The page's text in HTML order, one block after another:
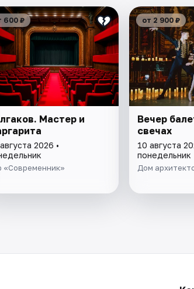
600 ₽
Мастер и
2026 •
«Современник»
от 2 900 ₽
Вечер
свечах
10 августа
понедельник
Дом